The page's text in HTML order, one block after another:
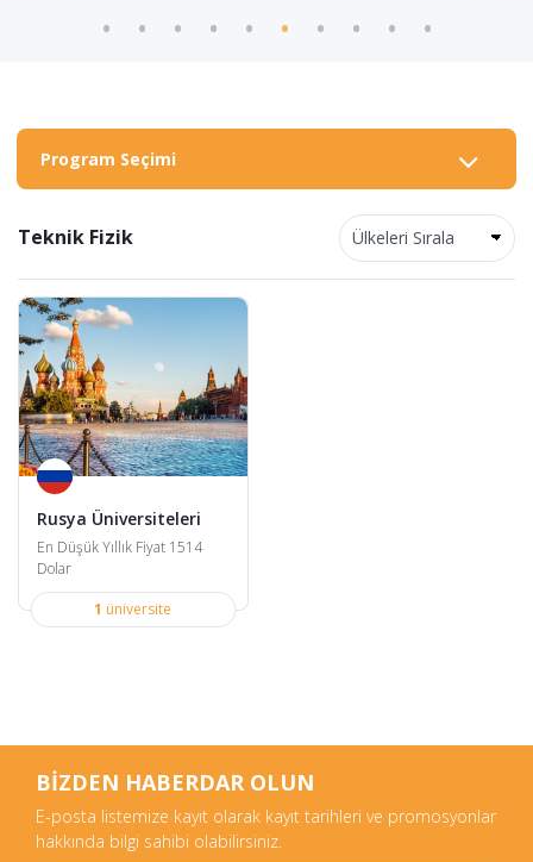
Program Seçimi
Teknik Fizik
Rusya Üniversiteleri
En Düşük Yıllık Fiyat 1514
Dolar
1 üniversite
BİZDEN HABERDAR OLUN
E-posta listemize kayıt olarak kayıt tarihleri ve promosyonlar
hakkında bilgi sahibi olabilirsiniz.